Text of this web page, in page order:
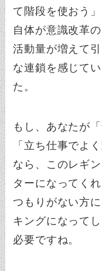
て階段を使おう
自体が意識改革
活動量が増えて
な連鎖を感じて
た。
もし、あなたが
「立ち仕事でよ
なら、このレギ
ターになってく
つもりがない方
キングになって
必要ですね。